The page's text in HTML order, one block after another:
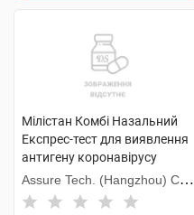
Мілістан Комбі Назальний
Експрес-тест для виявлення
антигену коронавірусу
COVID-19 та грипу А/В 1 шт
Assure Tech. (Hangzhou) Co.,
Ltd.